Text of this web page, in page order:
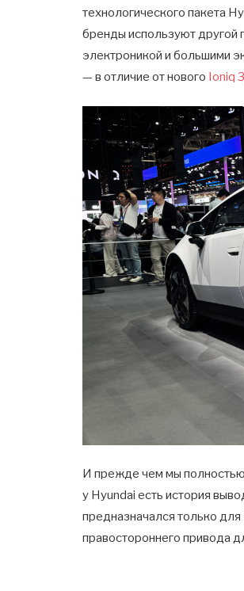
технологического пакета
бренды используют другой
электроникой и большими
— в отличие от нового Ioniq
И прежде чем мы полностью
у Hyundai есть история
предназначался только для
правостороннего привода